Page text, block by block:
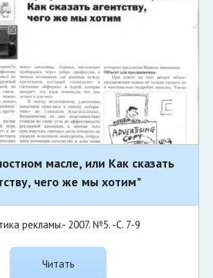
масле, или Как сказать
чего же мы хотим"
рекламы.- 2007. №5. -С. 7-9
Читать